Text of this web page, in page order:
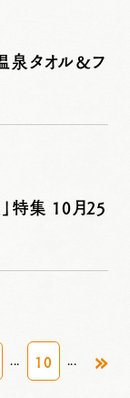
泉タオル＆フ
特集 10月25
... 10 ... »